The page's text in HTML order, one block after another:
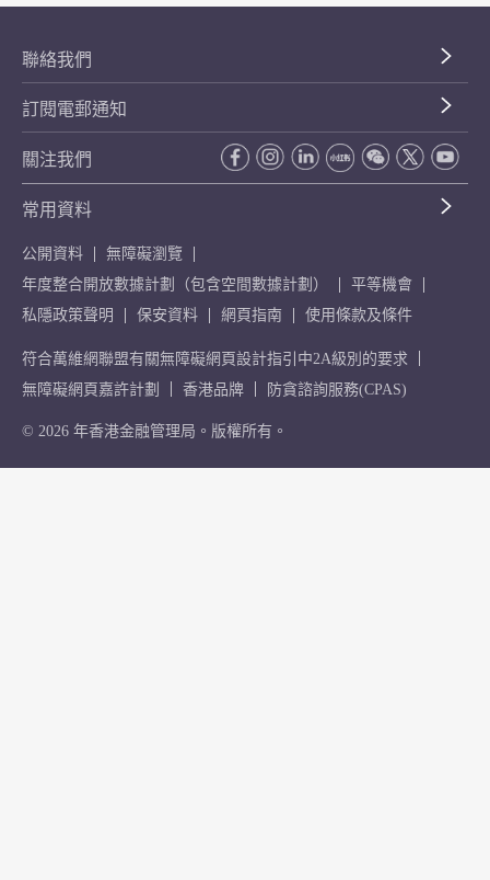
聯絡我們
訂閱電郵通知
關注我們
常用資料
公開資料
無障礙瀏覽
年度整合開放數據計劃（包含空間數據計劃）
平等機會
私隱政策聲明
保安資料 網頁指南 使用條款及條件
符合萬維網聯盟有關無障礙網頁設計指引中2A級別的要求
無障礙網頁嘉許計劃
香港品牌 防貪諮詢服務(CPAS)
© 2026 年香港金融管理局。版權所有。